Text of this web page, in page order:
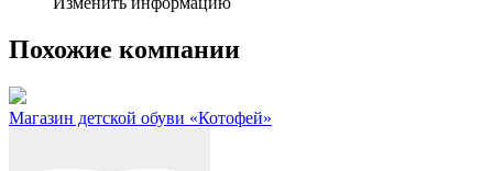
Похожие компании
Магазин детской обуви «Котофей»